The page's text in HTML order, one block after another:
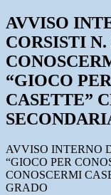
AVVISO
CORSISTI
“GIOCO
CASETTE”
AVVISO INTERNO
“GIOCO PER
CONOSCERMI
GRADO